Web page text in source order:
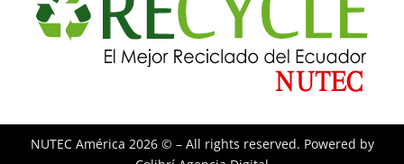
NUTEC América 2026 © – All rights reserved. Powered by